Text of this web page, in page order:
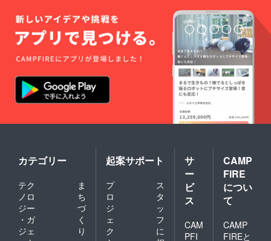
（女
性）を
つけま
す。 ※
面会時
の場で
面会い
たしま
す。
カテゴリー
テク
ノロ
ジー
・ガ
ジェ
ま
ち
づ
く
り
起案サポート
プ
ロ
ジ
ェ
ク
ス
タ
ッ
フ
に
サ
ー
ビ
ス
CAM
PFI
CAMP
FIRE
につい
て
CAMP
FIREと